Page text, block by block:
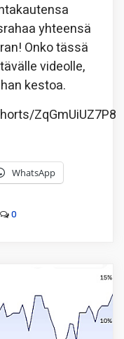
yhteensä
Onko tässä
videolle,
kestoa.
ZqGmUiUZ7P8
WhatsApp
0